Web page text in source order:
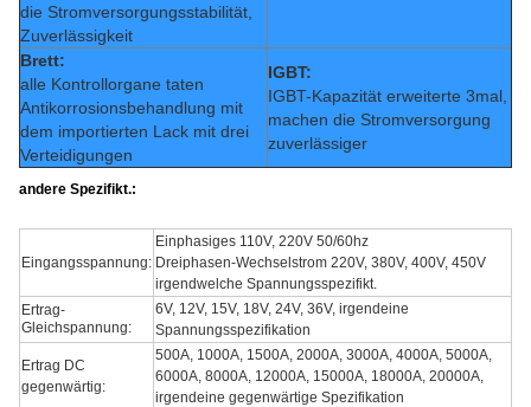
die Stromversorgungsstabilität,
Zuverlässigkeit
Brett:
alle Kontrollorgane taten
Antikorrosionsbehandlung mit
dem importierten Lack mit drei
Verteidigungen
IGBT:
IGBT-Kapazität erweiterte 3mal,
machen die Stromversorgung
zuverlässiger
andere Spezifikt.:
Eingangsspannung:
Einphasiges 110V, 220V 50/60hz
Dreiphasen-Wechselstrom 220V, 380V, 400V, 450V
irgendwelche Spannungsspezifikt.
Ertrag-
Gleichspannung:
6V, 12V, 15V, 18V, 24V, 36V, irgendeine
Spannungsspezifikation
Ertrag DC
gegenwärtig:
500A, 1000A, 1500A, 2000A, 3000A, 4000A, 5000A,
6000A, 8000A, 12000A, 15000A, 18000A, 20000A,
irgendeine gegenwärtige Spezifikation